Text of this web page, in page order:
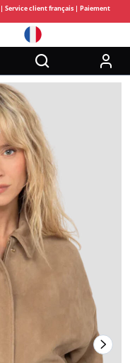
Service client français | Paiement